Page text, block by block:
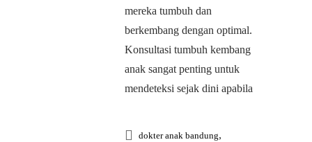
mereka tumbuh dan
berkembang dengan optimal.
Konsultasi tumbuh kembang
anak sangat penting untuk
mendeteksi sejak dini apabila
dokter anak bandung,